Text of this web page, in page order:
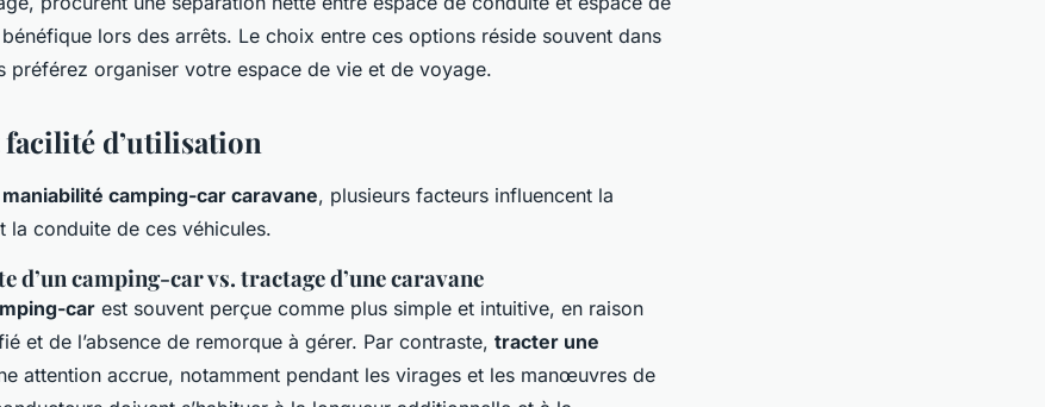
lors des arrêts. Le choix entre ces options réside souvent dans
préférez organiser votre espace de vie et de voyage.
d’utilisation
maniabilité camping-car caravane, plusieurs facteurs influencent la
la conduite de ces véhicules.
d’un camping-car vs. tractage d’une caravane
car est souvent perçue comme plus simple et intuitive, en raison
et de l’absence de remorque à gérer. Par contraste, tracter une
attention accrue, notamment pendant les virages et les manœuvres de